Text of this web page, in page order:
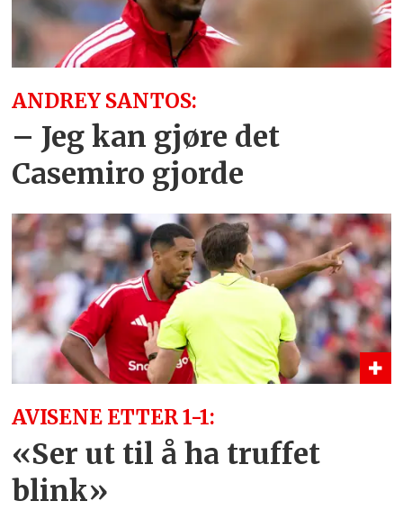
ANDREY SANTOS:
– Jeg kan gjøre det
Casemiro gjorde
AVISENE ETTER 1-1:
«Ser ut til å ha truffet
blink»